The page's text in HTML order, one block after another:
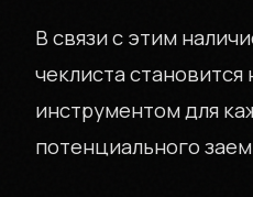
В связи с этим
чеклиста
инструментом для
потенциального